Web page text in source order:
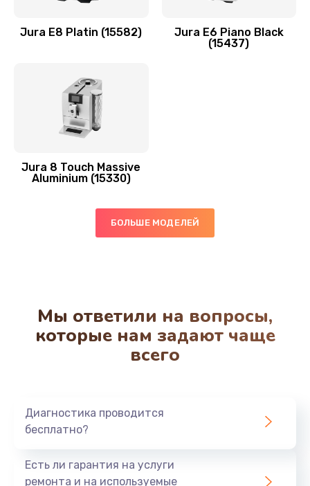
Jura E8 Platin (15582)
Jura E6 Piano Black
(15437)
Jura 8 Touch Massive
Aluminium (15330)
БОЛЬШЕ МОДЕЛЕЙ
Мы ответили на вопросы,
которые нам задают чаще
всего
Диагностика проводится
бесплатно?
Есть ли гарантия на услуги
ремонта и на используемые